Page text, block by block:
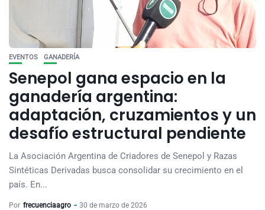
EVENTOS GANADERÍA
Senepol gana espacio en la
ganadería argentina:
adaptación, cruzamientos y un
desafío estructural pendiente
La Asociación Argentina de Criadores de Senepol y Razas
Sintéticas Derivadas busca consolidar su crecimiento en el
país. En...
Por frecuenciaagro 30 de marzo de 2026